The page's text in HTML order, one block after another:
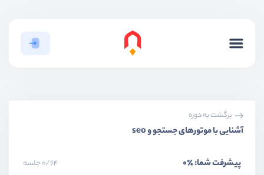
برگشت به دوره
آشنایی با موتورهای جستجو و seo
پیشرفت شما:٪0 0/64 جلسه